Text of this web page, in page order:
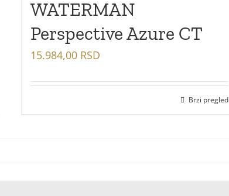
WATERMAN
Perspective Azure CT
15.984,00 RSD
Brzi pregled